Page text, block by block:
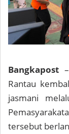
Bangkapost
Rantau
jasmani
tersebut